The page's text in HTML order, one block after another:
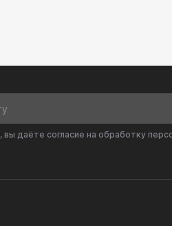
для
даёте согласие на обработку